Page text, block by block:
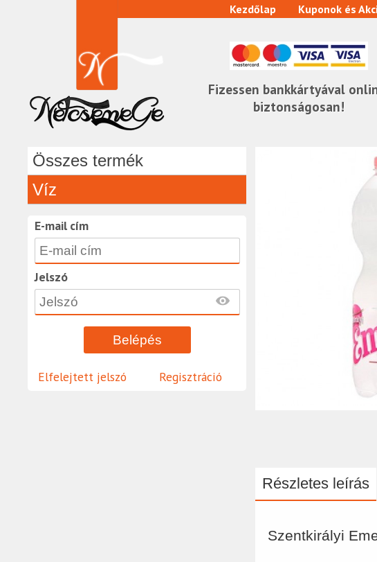
Fizessen bankkártyával
biztonságosan!
Kezdőlap Kuponok és
Összes termék
Víz
E-mail cím
Jelszó
Elfelejtett jelszó Regisztráció
Részletes leírás
Szentkirályi